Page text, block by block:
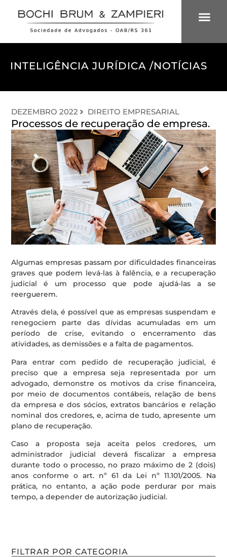
INTELIGÊNCIA JURÍDICA /NOTÍCIAS
DEZEMBRO 2022 DIREITO EMPRESARIAL
Processos de recuperação de empresa.
Algumas empresas passam por dificuldades financeiras
graves que podem levá-las à falência, e a recuperação
judicial é um processo que pode ajudá-las a se
reerguerem.
Através dela, é possível que as empresas suspendam e
renegociem parte das dívidas acumuladas em um
período de crise, evitando o encerramento das
atividades, as demissões e a falta de pagamentos.
Para entrar com pedido de recuperação judicial, é
preciso que a empresa seja representada por um
advogado, demonstre os motivos da crise financeira,
por meio de documentos contábeis, relação de bens
da empresa e dos sócios, extratos bancários e relação
nominal dos credores, e, acima de tudo, apresente um
plano de recuperação.
Caso a proposta seja aceita pelos credores, um
administrador judicial deverá fiscalizar a empresa
durante todo o processo, no prazo máximo de 2 (dois)
anos conforme o art. nº 61 da Lei nº 11.101/2005. Na
prática, no entanto, a ação pode perdurar por mais
tempo, a depender de autorização judicial.
FILTRAR POR CATEGORIA